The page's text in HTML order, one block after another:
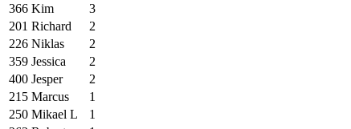
366 Kim
3
201 Richard
2
226 Niklas
2
359 Jessica
2
400 Jesper
2
215 Marcus
1
250 Mikael L
1